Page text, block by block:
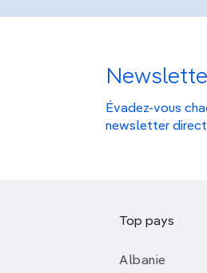
Évadez-vous
newsletter
Top pays
Albanie